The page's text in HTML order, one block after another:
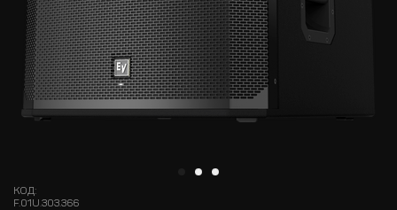
КОД:
F.01U.303.366